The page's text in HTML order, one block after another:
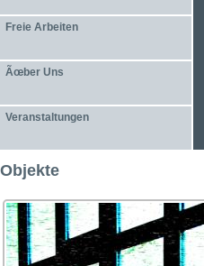
Freie Arbeiten
Ãœber Uns
Veranstaltungen
Objekte